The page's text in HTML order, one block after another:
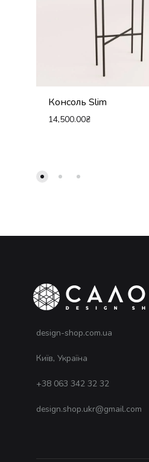
Консоль Slim
14,500.00₴
design-shop.com.ua
Київ, Україна
+38 063 342 32 32
design.shop.ukr@gmail.com